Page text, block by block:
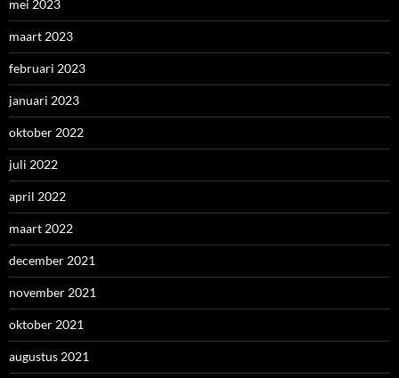
mei 2023
maart 2023
februari 2023
januari 2023
oktober 2022
juli 2022
april 2022
maart 2022
december 2021
november 2021
oktober 2021
augustus 2021